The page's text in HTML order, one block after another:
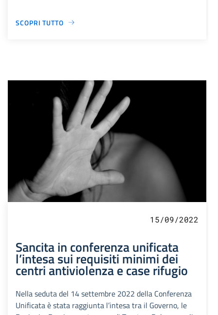
SCOPRI TUTTO
15/09/2022
Sancita in conferenza unificata
l’intesa sui requisiti minimi dei
centri antiviolenza e case rifugio
Nella seduta del 14 settembre 2022 della Conferenza
Unificata è stata raggiunta l’intesa tra il Governo, le